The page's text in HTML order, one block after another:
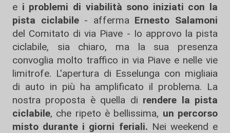
e i problemi di viabilità sono iniziati con la
pista ciclabile- afferma Ernesto Salamoni
del Comitato di via Piave - Io approvo la pista
ciclabile, sia chiaro, ma la sua presenza
convoglia molto traffico in via Piave e nelle vie
limitrofe. L'apertura di Esselunga con migliaia
di auto in più ha amplificato il problema. La
nostra proposta è quella di rendere la pista
ciclabile, che ripeto è bellissima, un percorso
misto durante i giorni feriali. Nei weekend e